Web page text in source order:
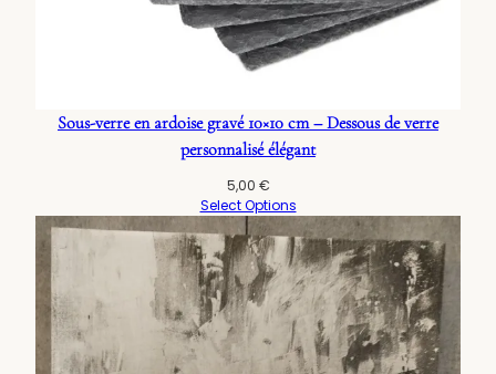
Sous-verre en ardoise gravé 10×10 cm – Dessous de verre
personnalisé élégant
5,00 €
Select Options